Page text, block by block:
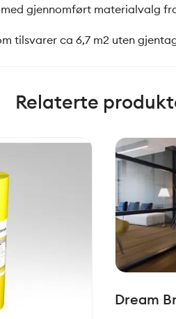
gjennomført materialvalg
tilsvarer ca 6,7 m2 uten
Relaterte
Dream